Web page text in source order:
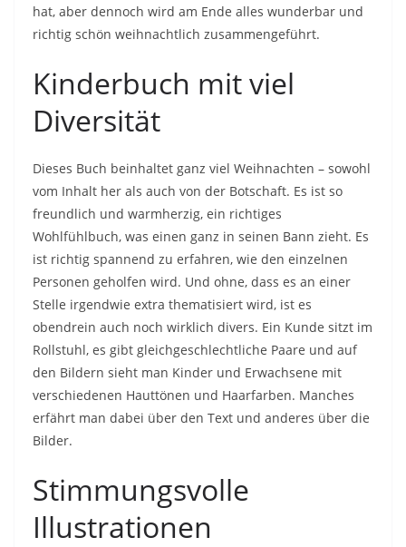
hat, aber dennoch wird am Ende alles wunderbar und
richtig schön weihnachtlich zusammengeführt.
Kinderbuch mit viel
Diversität
Dieses Buch beinhaltet ganz viel Weihnachten – sowohl
vom Inhalt her als auch von der Botschaft. Es ist so
freundlich und warmherzig, ein richtiges
Wohlfühlbuch, was einen ganz in seinen Bann zieht. Es
ist richtig spannend zu erfahren, wie den einzelnen
Personen geholfen wird. Und ohne, dass es an einer
Stelle irgendwie extra thematisiert wird, ist es
obendrein auch noch wirklich divers. Ein Kunde sitzt im
Rollstuhl, es gibt gleichgeschlechtliche Paare und auf
den Bildern sieht man Kinder und Erwachsene mit
verschiedenen Hauttönen und Haarfarben. Manches
erfährt man dabei über den Text und anderes über die
Bilder.
Stimmungsvolle
Illustrationen